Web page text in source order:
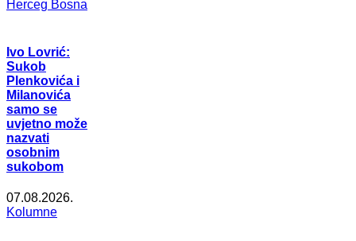
Herceg Bosna
Ivo Lovrić:
Sukob
Plenkovića i
Milanovića
samo se
uvjetno može
nazvati
osobnim
sukobom
07.08.2026.
Kolumne